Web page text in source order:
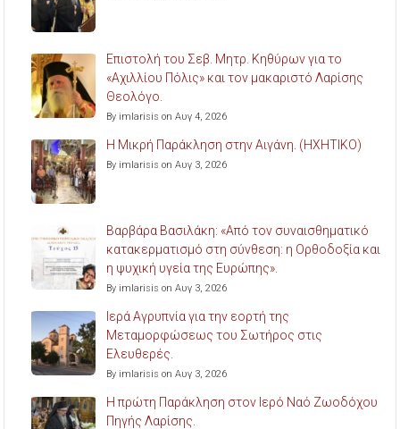
Επιστολή του Σεβ. Μητρ. Κηθύρων για το
«Αχιλλίου Πόλις» και τον μακαριστό Λαρίσης
Θεολόγο.
By imlarisis on Αυγ 4, 2026
Η Μικρή Παράκληση στην Αιγάνη. (ΗΧΗΤΙΚΟ)
By imlarisis on Αυγ 3, 2026
Βαρβάρα Βασιλάκη: «Από τον συναισθηματικό
κατακερματισμό στη σύνθεση: η Ορθοδοξία και
η ψυχική υγεία της Ευρώπης».
By imlarisis on Αυγ 3, 2026
Ιερά Αγρυπνία για την εορτή της
Μεταμορφώσεως του Σωτήρος στις
Ελευθερές.
By imlarisis on Αυγ 3, 2026
Η πρώτη Παράκληση στον Ιερό Ναό Ζωοδόχου
Πηγής Λαρίσης.